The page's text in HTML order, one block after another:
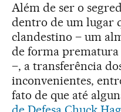
Além de ser o
dentro de um lugar
clandestino – um
de forma prematura
–, a transferência
inconvenientes,
fato de que até